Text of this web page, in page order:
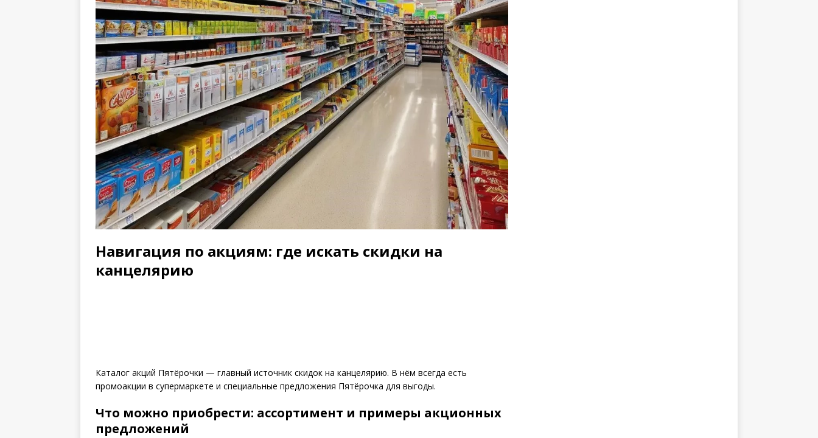
Навигация по акциям: где искать скидки на
канцелярию
Каталог акций Пятёрочки — главный источник скидок на канцелярию. В нём всегда есть
промоакции в супермаркете и специальные предложения Пятёрочка для выгоды.
Что можно приобрести: ассортимент и примеры акционных
предложений